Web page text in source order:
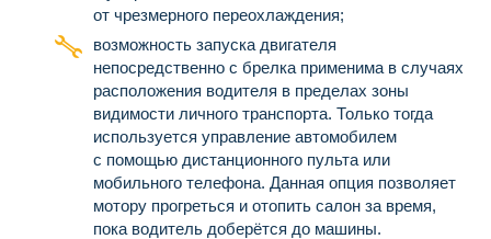
от чрезмерного переохлаждения;
возможность запуска двигателя
непосредственно с брелка применима в случаях
расположения водителя в пределах зоны
видимости личного транспорта. Только тогда
используется управление автомобилем
с помощью дистанционного пульта или
мобильного телефона. Данная опция позволяет
мотору прогреться и отопить салон за время,
пока водитель доберётся до машины.